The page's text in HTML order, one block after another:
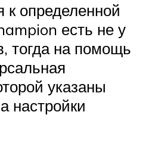
к определенной
есть не у
тогда на помощь
указаны
настройки